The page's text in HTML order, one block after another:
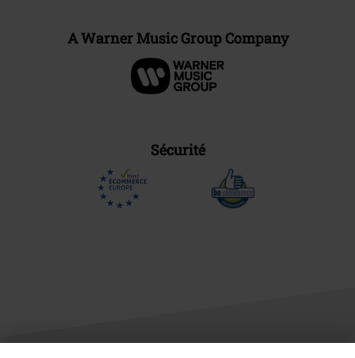
A Warner Music Group Company
Sécurité